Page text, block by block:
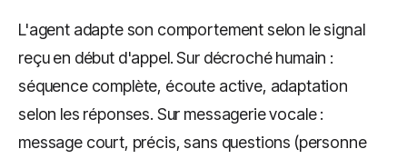
L'agent adapte son comportement selon le signal
reçu en début d'appel. Sur décroché humain :
séquence complète, écoute active, adaptation
selon les réponses. Sur messagerie vocale :
message court, précis, sans questions (personne